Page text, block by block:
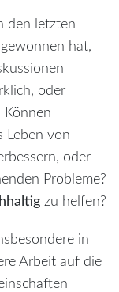
den letzten
hat,
oder
Können
Leben von
oder
Probleme?
zu helfen?
in
Arbeit auf die